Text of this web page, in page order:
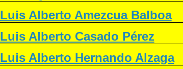
Luis Alberto Amezcua Balboa
Luis Alberto Casado Pérez
Luis Alberto Hernando Alzaga